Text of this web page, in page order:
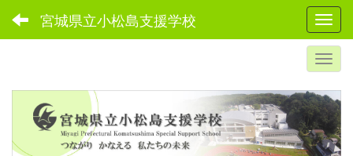
宮城県立小松島支援学校